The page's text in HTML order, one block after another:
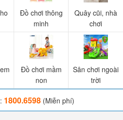
Đồ chơi thông
minh
Quây cũi, nhà
chơi
Đồ chơi mầm
non
Sân chơi ngoài
trời
1800.6598(Miễn phí)